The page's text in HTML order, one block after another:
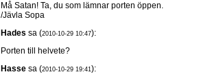
Må Satan! Ta, du som lämnar porten öppen.
/Jävla Sopa
Hades sa (2010-10-29 10:47):
Porten till helvete?
Hasse sa (2010-10-29 19:41):